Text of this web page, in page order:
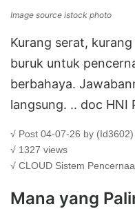
Image source istock photo
Kurang serat,
buruk untuk
berbahaya.
langsung. .. doc HNI
√ Post 04-07-26 by (Id3602)
√ 1327 views
√ CLOUD Sistem
Mana yang